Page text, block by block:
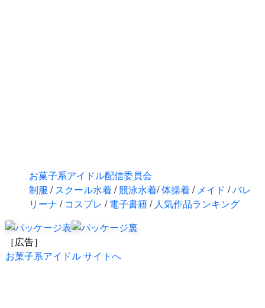
お菓子系アイドル配信委員会
制服 /スクール水着/競泳水着/体操着/ メイド /バレ
リーナ / コスプレ /電子書籍/ 人気作品ランキング
［広告］
お菓子系アイドル サイトへ